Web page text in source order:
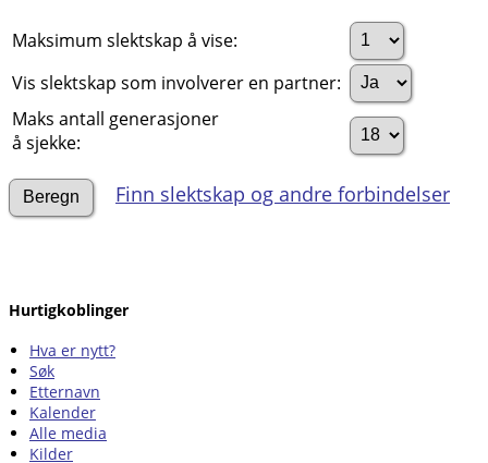
Maksimum slektskap å vise:
Vis slektskap som involverer en partner:
Maks antall generasjoner
å sjekke:
Finn slektskap og andre forbindelser
Hurtigkoblinger
Hva er nytt?
Søk
Etternavn
Kalender
Alle media
Kilder